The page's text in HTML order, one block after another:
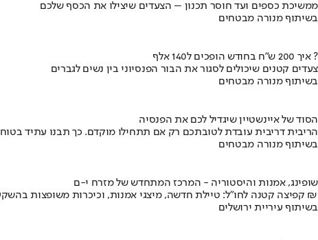
ממשיכת כספים ועד חוסר תכנון – הצעדים שיצילו את הכסף שלכם
בשיתוף מנורה מבטחים
איך 200 ש"ח בחודש הופכים ל140 אלף ?
צעדים קטנים שיכולים לסגור את הבור הפנסיוני בין נשים לגברים
בשיתוף מנורה מבטחים
הסוד של איינשטיין שיגדיל לכם את הפנסיה
הריבית דריבית עובדת לטובתכם רק אם תתחילו מוקדם. כך תבנו עתיד בטוח
בשיתוף מנורה מבטחים
שופינג, אמנות והיסטוריה - המרכז המתחדש של מזרח י-ם
קפיצה קטנה לחו"ל: טיילת חדשה, מיצגי אמנות, וכיכרות משופצות בהשקעה של 100 מיליון ₪
בשיתוף עיריית ירושלים